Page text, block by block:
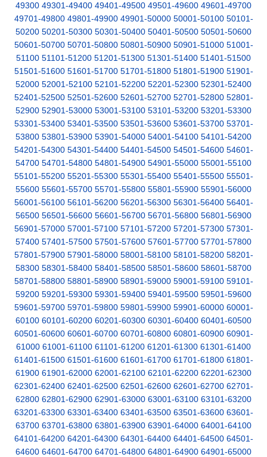
49300 49301-49400 49401-49500 49501-49600 49601-49700
49701-49800 49801-49900 49901-50000 50001-50100 50101-
50200 50201-50300 50301-50400 50401-50500 50501-50600
50601-50700 50701-50800 50801-50900 50901-51000 51001-
51100 51101-51200 51201-51300 51301-51400 51401-51500
51501-51600 51601-51700 51701-51800 51801-51900 51901-
52000 52001-52100 52101-52200 52201-52300 52301-52400
52401-52500 52501-52600 52601-52700 52701-52800 52801-
52900 52901-53000 53001-53100 53101-53200 53201-53300
53301-53400 53401-53500 53501-53600 53601-53700 53701-
53800 53801-53900 53901-54000 54001-54100 54101-54200
54201-54300 54301-54400 54401-54500 54501-54600 54601-
54700 54701-54800 54801-54900 54901-55000 55001-55100
55101-55200 55201-55300 55301-55400 55401-55500 55501-
55600 55601-55700 55701-55800 55801-55900 55901-56000
56001-56100 56101-56200 56201-56300 56301-56400 56401-
56500 56501-56600 56601-56700 56701-56800 56801-56900
56901-57000 57001-57100 57101-57200 57201-57300 57301-
57400 57401-57500 57501-57600 57601-57700 57701-57800
57801-57900 57901-58000 58001-58100 58101-58200 58201-
58300 58301-58400 58401-58500 58501-58600 58601-58700
58701-58800 58801-58900 58901-59000 59001-59100 59101-
59200 59201-59300 59301-59400 59401-59500 59501-59600
59601-59700 59701-59800 59801-59900 59901-60000 60001-
60100 60101-60200 60201-60300 60301-60400 60401-60500
60501-60600 60601-60700 60701-60800 60801-60900 60901-
61000 61001-61100 61101-61200 61201-61300 61301-61400
61401-61500 61501-61600 61601-61700 61701-61800 61801-
61900 61901-62000 62001-62100 62101-62200 62201-62300
62301-62400 62401-62500 62501-62600 62601-62700 62701-
62800 62801-62900 62901-63000 63001-63100 63101-63200
63201-63300 63301-63400 63401-63500 63501-63600 63601-
63700 63701-63800 63801-63900 63901-64000 64001-64100
64101-64200 64201-64300 64301-64400 64401-64500 64501-
64600 64601-64700 64701-64800 64801-64900 64901-65000